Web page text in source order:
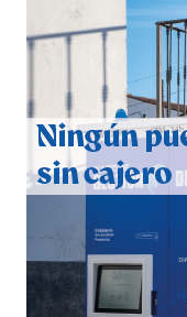
CUARTA
2026
hace 6 días·